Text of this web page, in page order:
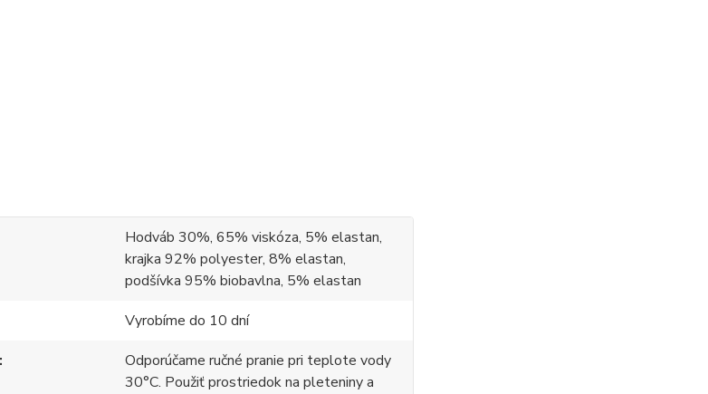
Hodváb 30%, 65% viskóza, 5% elastan,
krajka 92% polyester, 8% elastan,
podšívka 95% biobavlna, 5% elastan
Vyrobíme do 10 dní
Odporúčame ručné pranie pri teplote vody
30°C. Použiť prostriedok na pleteniny a